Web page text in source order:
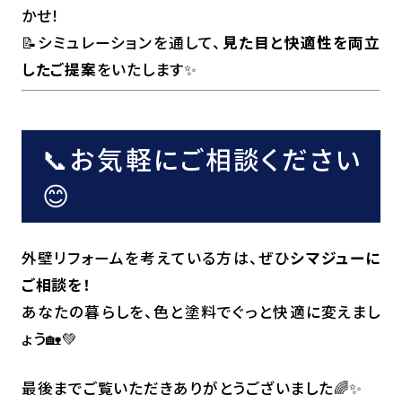
かせ！
📝シミュレーションを通して、 見た目と快適性を両立
したご提案をいたします✨
📞お気軽にご相談ください
😊
外壁リフォームを考えている方は、ぜひシマジューに
ご相談を！
あなたの暮らしを、色と塗料でぐっと快適に変えまし
ょう🏡💚
最後までご覧いただきありがとうございました🌈✨